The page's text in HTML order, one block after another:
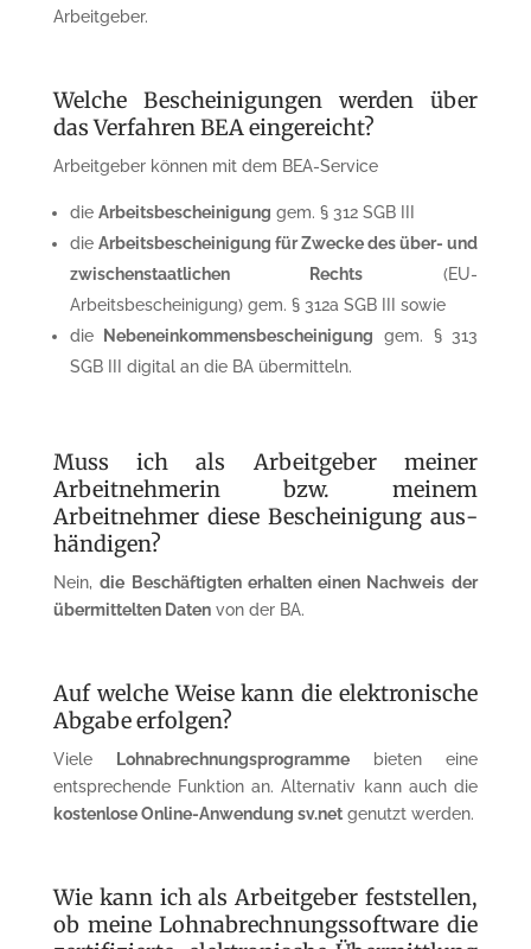
Arbeitgeber.
Welche Bescheinigungen werden über
das Verfahren BEA einge­reicht?
Arbeitgeber können mit dem BEA-Service
die Arbeitsbescheinigung gem. § 312 SGB III
die Arbeitsbescheinigung für Zwecke des über- und
zwischen­staatlichen Rechts (EU-
Arbeitsbescheinigung) gem. § 312a SGB III sowie
die
Nebeneinkommensbescheinigung gem. § 313
SGB III digital an die BA übermitteln.
Muss ich als Arbeitgeber meiner
Arbeitnehmerin bzw. meinem
Arbeitnehmer diese Bescheinigung aus­
händigen?
Nein, die Beschäftigten erhalten einen Nach­weis der
übermittelten Datenvon der BA.
Auf welche Weise kann die elek­tronische
Abgabe erfolgen?
Viele Lohnabrechnungsprogrammebieten eine
entsprechende Funktion an. Alternativ kann auch die
kostenlose Online-Anwendung sv.netge­nutzt werden.
Wie kann ich als Arbeitgeber feststellen,
ob meine Lohnab­rechnungssoftware die